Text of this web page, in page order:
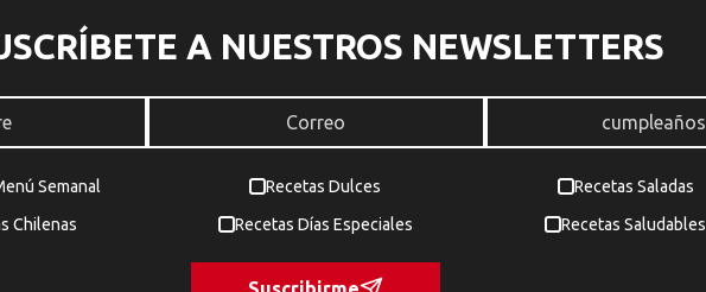
A NUESTROS NEWSLETTERS
Semanal Recetas Dulces
Recetas Saladas
Chilenas
Recetas Días Especiales Recetas Saludables